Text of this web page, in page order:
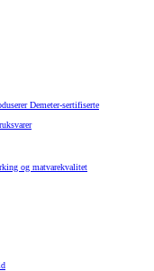
Demeter-sertifiserte
og matvarekvalitet